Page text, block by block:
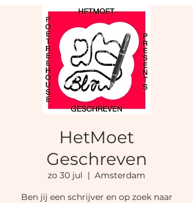
HetMoet
Geschreven
zo 30 jul
  |
Amsterdam
Ben jij een schrijver en op zoek naar